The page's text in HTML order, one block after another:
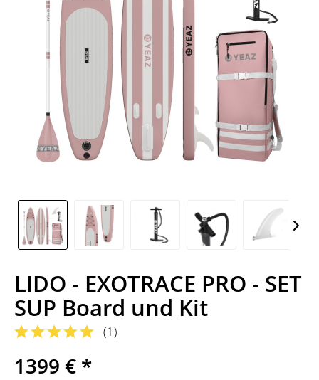
LIDO - EXOTRACE PRO - SET
SUP Board und Kit
(1)
1399 € *